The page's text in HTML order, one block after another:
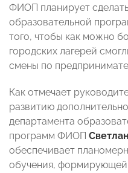
ФИОП планирует
образовательной
того, чтобы как можно
городских лагерей
смены по
Как отмечает
развитию
департамента
программ ФИОП
обеспечивает
обучения,